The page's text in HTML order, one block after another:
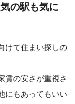
の駅も気に
けて住まい探しの
賃の安さが重視さ
にもあってもいい